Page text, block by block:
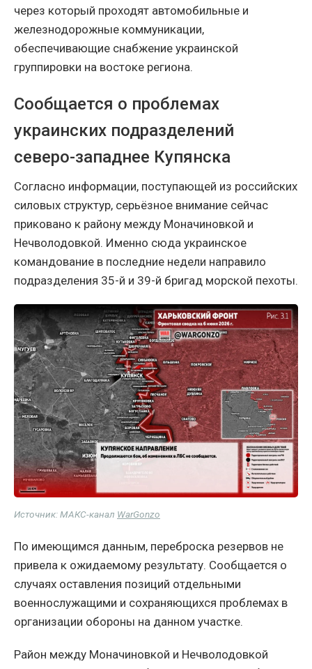
через который проходят автомобильные и
железнодорожные коммуникации,
обеспечивающие снабжение украинской
группировки на востоке региона.
Сообщается о проблемах
украинских подразделений
северо-западнее Купянска
Согласно информации, поступающей из российских
силовых структур, серьёзное внимание сейчас
приковано к району между Моначиновкой и
Нечволодовкой. Именно сюда украинское
командование в последние недели направило
подразделения 35-й и 39-й бригад морской пехоты.
Источник: МАКС-канал WarGonzo
По имеющимся данным, переброска резервов не
привела к ожидаемому результату. Сообщается о
случаях оставления позиций отдельными
военнослужащими и сохраняющихся проблемах в
организации обороны на данном участке.
Район между Моначиновкой и Нечволодовкой